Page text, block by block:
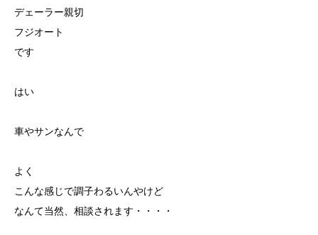
デェーラー親切
フジオート
です
はい
車やサンなんで
よく
こんな感じで調子わるいんやけど
なんて当然、相談されます・・・・